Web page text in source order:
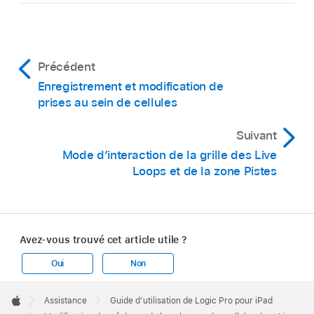
Faites glisser verticalement une unité de
Dans Logic Pro, sélectionnez une ou plusieurs
cellules, touchez la flèche d’affichage à côté
de Lire dans l’inspecteur de cellule, touchez le
menu local « Q début de boucle », puis
Précédent
Enregistrement et modification de
prises au sein de cellules
Suivant
Mode d’interaction de la grille des Live
Loops et de la zone Pistes
Avez-vous trouvé cet article utile ?
Oui Non
Footer

Assistance
Guide d’utilisation de Logic Pro pour iPad